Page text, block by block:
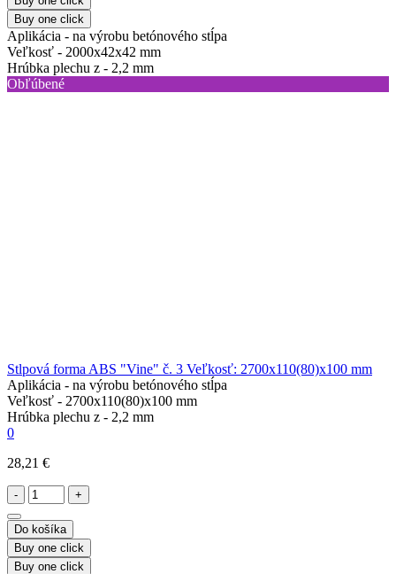
Buy one click
Aplikácia - na výrobu betónového stĺpa
Veľkosť - 2000х42х42 mm
Hrúbka plechu z - 2,2 mm
Obľúbené
Stlpová forma ABS "Vine" č. 3 Veľkosť: 2700х110(80)х100 mm
Aplikácia - na výrobu betónového stĺpa
Veľkosť - 2700х110(80)х100 mm
Hrúbka plechu z - 2,2 mm
0
28,21 €
- +
Do košíka
Buy one click
Buy one click